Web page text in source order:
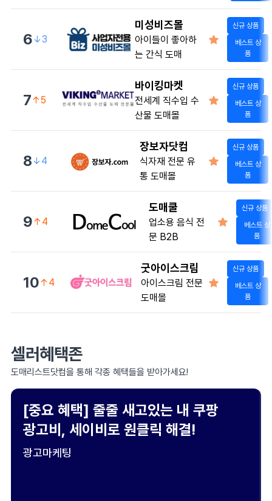
6↓3
미성비즈몰
아이들이 좋아하
는 간식 도매
신규 상품
베스트 상
품
7↑5
바이킹마켓
전세계 직수입 수
산물 도매몰
신규 상품
베스트 상
품
8↓4
장보자닷컴
식자재 전문 유
통 도매몰
신규 상품
베스트 상
품
9↑4
도매쿨
업소용 음식 전
문 B2B
신규 상품
베스트 상
품
10↑4
굿아이스크림
아이스크림 전문
도매몰
신규 상품
베스트 상
품
셀러혜택존
도매리스트닷컴을 통해 각종 혜택들을 받아가세요!
[중요 혜택] 줄줄 새고있는 내 쿠팡
광고비, 세이비로 원클릭 해결!
광고마케팅